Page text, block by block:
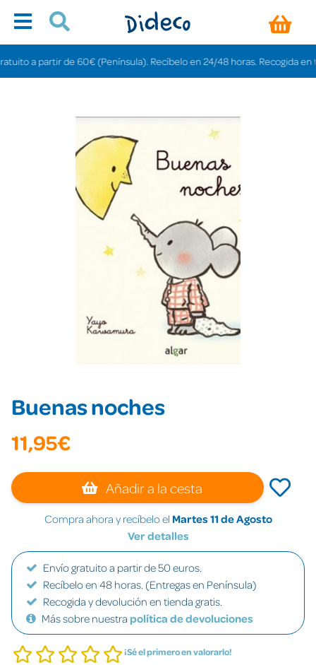
a partir de 60€ (Península). Recíbelo en 24/48 horas. Recogida en
Buenas noches
11,95€
Añadir a la cesta
Compra ahora y recíbelo el Martes 11 de Agosto
Ver detalles
Envío gratuito a partir de 50 euros.
Recíbelo en 48 horas. (Entregas en Península)
Recogida y devolución en tienda gratis.
Más sobre nuestra política de devoluciones
¡Sé el primero en valorarlo!